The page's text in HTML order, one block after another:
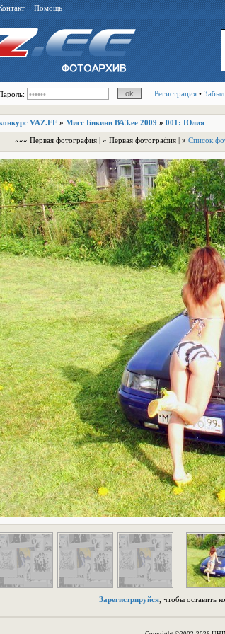
Помощь
Регистрация• Забыл
VAZ.EE » Мисс Бикини ВАЗ.ее 2009 » 001: Юлия
««« Первая фотография | « Первая фотография | » Список
Зарегистрируйся, чтобы оставить